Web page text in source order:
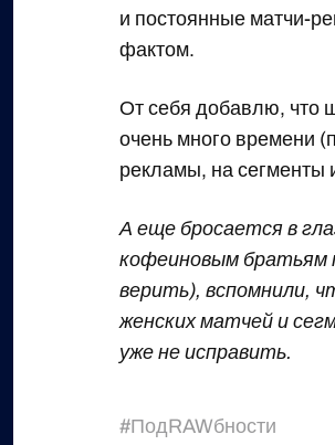
и постоянные матчи-
фактом.
От себя добавлю, что
очень много времени
рекламы, на сегменты
А еще бросается в
кофеиновым братьям
верить), вспомнили,
женских матчей и
уже не исправить.
#ПодRAWбности